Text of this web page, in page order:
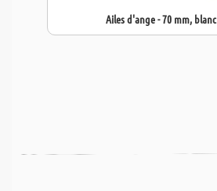
Ailes d'ange - 70 mm, blanc